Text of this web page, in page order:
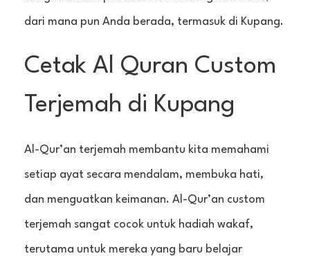
dari mana pun Anda berada, termasuk di Kupang.
Cetak Al Quran Custom
Terjemah di Kupang
Al-Qur’an terjemah membantu kita memahami
setiap ayat secara mendalam, membuka hati,
dan menguatkan keimanan. Al-Qur’an custom
terjemah sangat cocok untuk hadiah wakaf,
terutama untuk mereka yang baru belajar